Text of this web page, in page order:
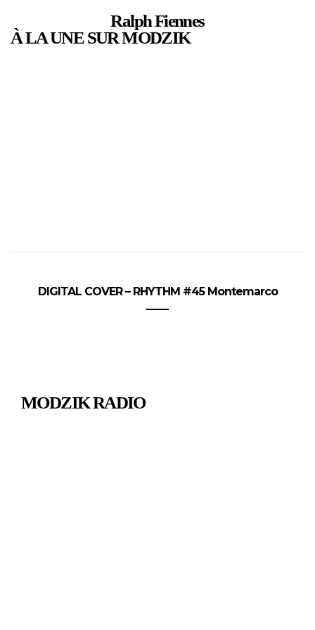
Ralph Fiennes
À LA UNE SUR MODZIK
DIGITAL COVER – RHYTHM #45 Montemarco
MODZIK RADIO